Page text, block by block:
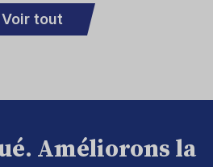
Voir tout
Améliorons la